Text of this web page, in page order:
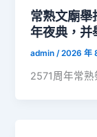
常熟文廟舉
年夜典，并
admin /2026 年
2571周年常